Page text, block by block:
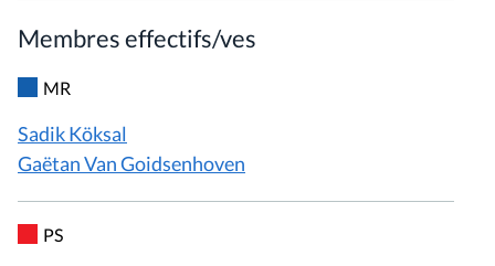
Membres effectifs/ves
MR
SadikKöksal
GaëtanVan Goidsenhoven
PS